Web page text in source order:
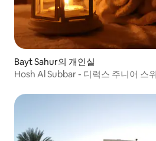
Bayt Sahur의 개인실
Hosh Al Subbar - 디럭스 주니어 스